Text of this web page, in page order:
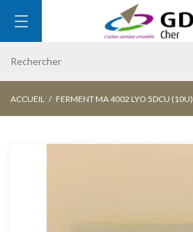
ACCUEIL FERMENT MA 4002 LYO 5DCU (10U)